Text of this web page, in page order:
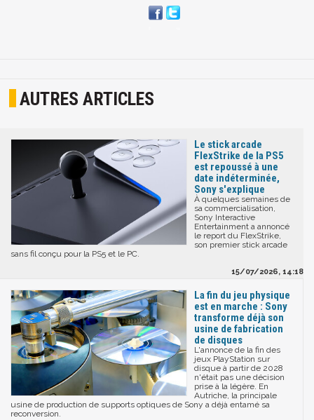
AUTRES ARTICLES
Le stick arcade
FlexStrike de la PS5
est repoussé à une
date indéterminée,
Sony s'explique
À quelques semaines de
sa commercialisation,
Sony Interactive
Entertainment a annoncé
le report du FlexStrike,
son premier stick arcade
sans fil conçu pour la PS5 et le PC.
15/07/2026, 14:18
La fin du jeu physique
est en marche : Sony
transforme déjà son
usine de fabrication
de disques
L'annonce de la fin des
jeux PlayStation sur
disque à partir de 2028
n'était pas une décision
prise à la légère. En
Autriche, la principale
usine de production de supports optiques de Sony a déjà entamé sa
reconversion.